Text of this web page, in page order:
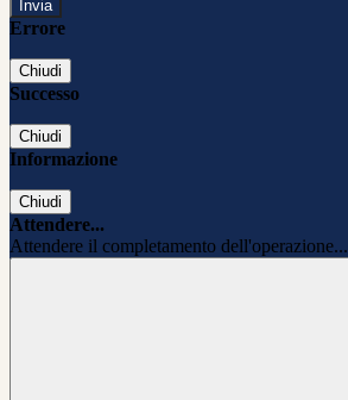
Errore
Chiudi
Successo
Chiudi
Informazione
Chiudi
Attendere...
Attendere il completamento dell'operazione...